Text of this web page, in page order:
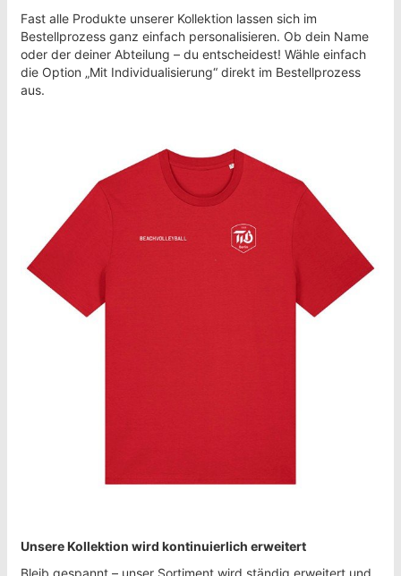
Fast alle Produkte unserer Kollektion lassen sich im
Bestellprozess ganz einfach personalisieren. Ob dein Name
oder der deiner Abteilung – du entscheidest! Wähle einfach
die Option „Mit Individualisierung“ direkt im Bestellprozess
aus.
Unsere Kollektion wird kontinuierlich erweitert
Bleib gespannt – unser Sortiment wird ständig erweitert und